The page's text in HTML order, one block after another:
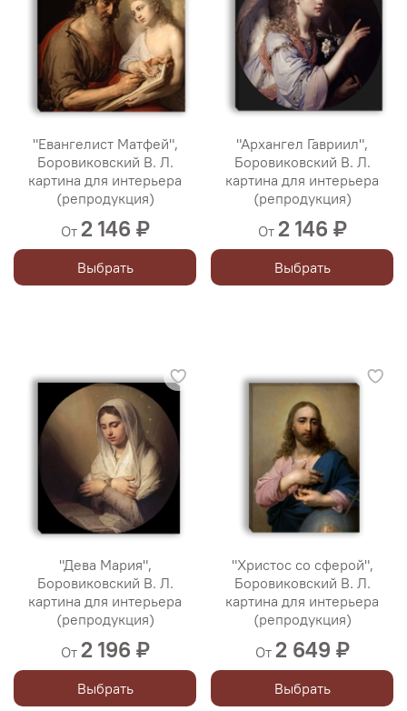
"Евангелист Матфей",
Боровиковский В. Л.
картина для интерьера
(репродукция)
От 2 146 ₽
Выбрать
"Архангел Гавриил",
Боровиковский В. Л.
картина для интерьера
(репродукция)
От 2 146 ₽
Выбрать
"Дева Мария",
Боровиковский В. Л.
картина для интерьера
(репродукция)
От 2 196 ₽
Выбрать
"Христос со сферой",
Боровиковский В. Л.
картина для интерьера
(репродукция)
От 2 649 ₽
Выбрать